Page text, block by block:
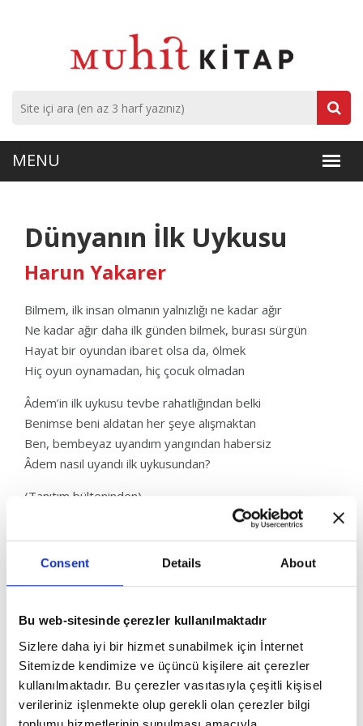
Consent Details About
Bu web-sitesinde çerezler kullanılmaktadır
Sizlere daha iyi bir hizmet sunabilmek için İnternet
Sitemizde kendimize ve üçüncü kişilere ait çerezler
kullanılmaktadır. Bu çerezler vasıtasıyla çeşitli kişisel
verileriniz işlenmekte olup gerekli olan çerezler bilgi
Dünyanın İlk Uykusu
Harun Yakarer
Bilmem, ilk insan olmanın yalnızlığı ne kadar ağır
Ne kadar ağır daha ilk günden bilmek, burası sürgün
Hayat bir oyundan ibaret olsa da, ölmek
Hiç oyun oynamadan, hiç çocuk olmadan
Âdem’in ilk uykusu tevbe rahatlığından belki
Benimse beni aldatan her şeye alışmaktan
Ben, bembeyaz uyandım yangından habersiz
Âdem nasıl uyandı ilk uykusundan?
(Tanıtım bülteninden)